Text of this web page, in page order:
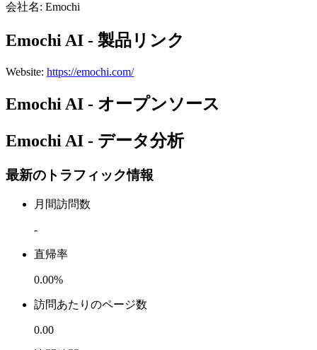
会社名: Emochi
Emochi AI - 製品リンク
Website: https://emochi.com/
Emochi AI - オープンソース
Emochi AI - データ分析
最新のトラフィック情報
月間訪問数
-
直帰率
0.00%
訪問あたりのページ数
0.00